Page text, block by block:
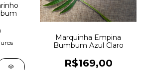
Marquinha Empina
Bumbum Azul Claro
R$169,00